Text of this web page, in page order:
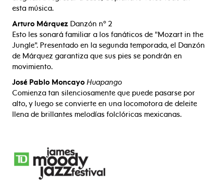
esta música.
Arturo Márquez Danzón nº 2
Esto les sonará familiar a los fanáticos de "Mozart in the
Jungle". Presentado en la segunda temporada, el Danzón
de Márquez garantiza que sus pies se pondrán en
movimiento.
José Pablo Moncayo Huapango
Comienza tan silenciosamente que puede pasarse por
alto, y luego se convierte en una locomotora de deleite
llena de brillantes melodías folclóricas mexicanas.